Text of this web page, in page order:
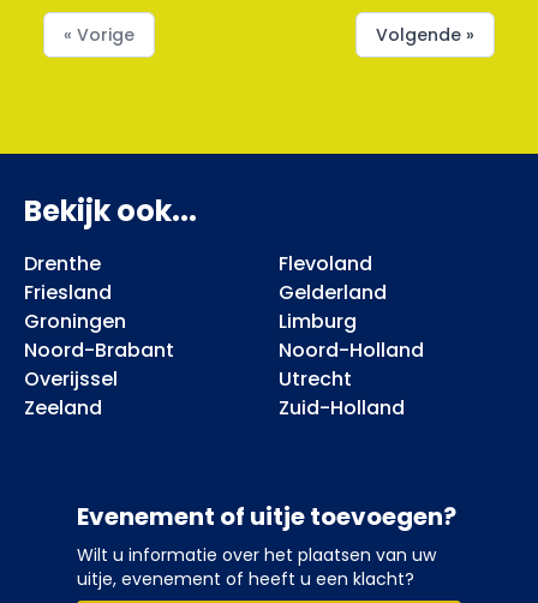
« Vorige Volgende »
Bekijk ook...
Drenthe
Flevoland
Friesland
Gelderland
Groningen
Limburg
Noord-Brabant
Noord-Holland
Overijssel
Utrecht
Zeeland
Zuid-Holland
Evenement of uitje toevoegen?
Wilt u informatie over het plaatsen van uw
uitje, evenement of heeft u een klacht?